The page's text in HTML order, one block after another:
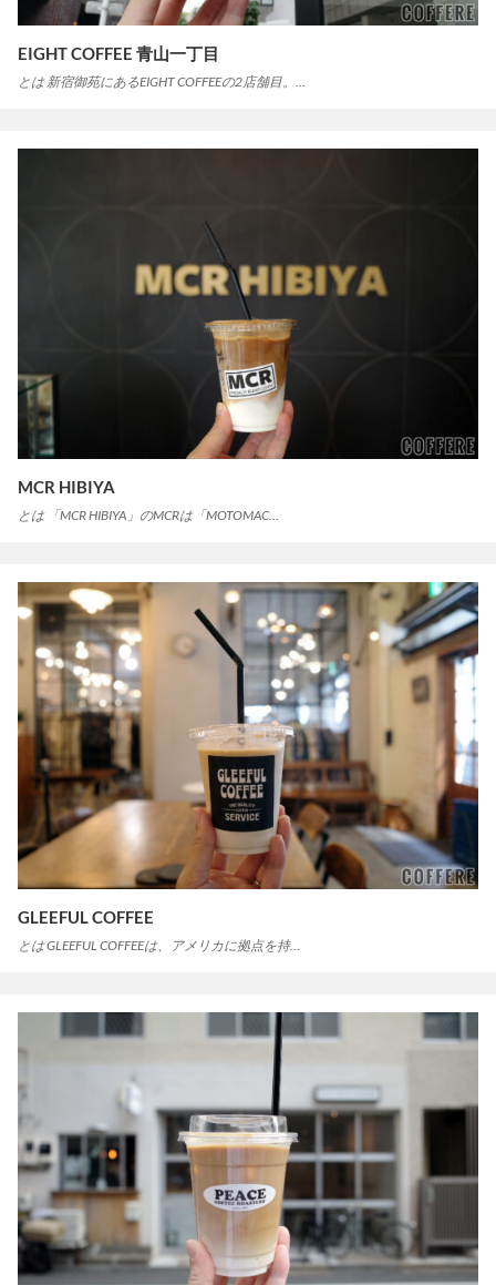
EIGHT COFFEE 青山一丁目
とは 新宿御苑にあるEIGHT COFFEEの2店舗目。…
MCR HIBIYA
とは 「MCR HIBIYA」のMCRは「MOTOMAC…
GLEEFUL COFFEE
とは GLEEFUL COFFEEは、アメリカに拠点を持…